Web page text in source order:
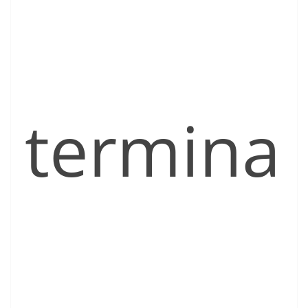
termina